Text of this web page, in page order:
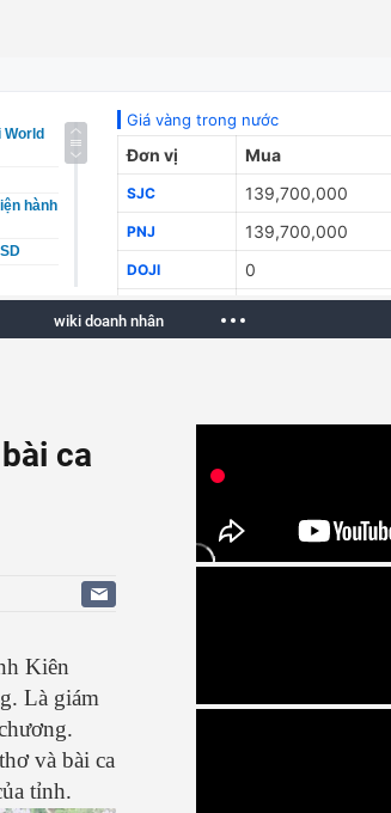
hành
Á
tài
năm
wiki doanh nhân
ca
Kiên
Là giám
và bài ca
tỉnh.